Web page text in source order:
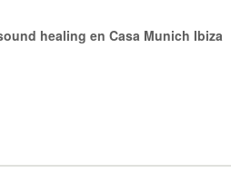
healing en Casa Munich Ibiza